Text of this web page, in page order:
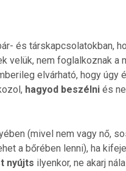
és társkapcsolatokban,
velük, nem foglalkoznak a
elvárható, hogy úgy
hagyod beszélniés
(mivel nem vagy nő,
a bőrében lenni), ha
nyújts ilyenkor, ne akarj